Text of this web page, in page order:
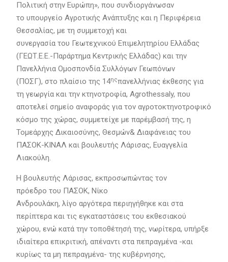
Πολιτική στην Ευρώπη», που συνδιοργάνωσαν
το υπουργείο Αγροτικής Ανάπτυξης και η Περιφέρεια
Θεσσαλίας, με τη συμμετοχή και
συνεργασία του Γεωτεχνικού Επιμελητηρίου Ελλάδας
(ΓΕΩΤ.Ε.Ε.-Παράρτημα Κεντρικής Ελλάδας) και την
Πανελλήνια Ομοσπονδία Συλλόγων Γεωπόνων
(ΠΟΣΓ), στο πλαίσιο της 14ηςπανελλήνιας έκθεσης για
τη γεωργία και την κτηνοτροφία, Agrothessaly, που
αποτελεί σημείο αναφοράς για τον αγροτοκτηνοτροφικό
κόσμο της χώρας, συμμετείχε με παρέμβασή της, η
Τομεάρχης Δικαιοσύνης, Θεσμών& Διαφάνειας του
ΠΑΣΟΚ-ΚΙΝΑΛ και βουλευτής Λάρισας, Ευαγγελία
Λιακούλη.
Η βουλευτής Λάρισας, εκπροσωπώντας τον
πρόεδρο του ΠΑΣΟΚ, Νίκο
Ανδρουλάκη, λίγο αργότερα περιηγήθηκε και στα
περίπτερα και τις εγκαταστάσεις του εκθεσιακού
χώρου, ενώ κατά την τοποθέτησή της, νωρίτερα, υπήρξε
ιδιαίτερα επικριτική, απέναντι στα πεπραγμένα -και
κυρίως τα μη πεπραγμένα- της κυβέρνησης,